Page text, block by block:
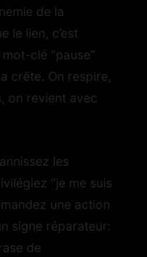
de la
le lien, c’est
clé “pause”
crête. On respire,
on revient avec
les
“je me suis
une action
signe réparateur:
de